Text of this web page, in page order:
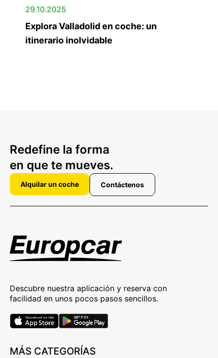
29.10.2025
Explora Valladolid en coche: un
itinerario inolvidable
Redefine la forma
en que te mueves.
Alquilar un coche Contáctenos
Descubre nuestra aplicación y reserva con
facilidad en unos pocos pasos sencillos.
MÁS CATEGORÍAS